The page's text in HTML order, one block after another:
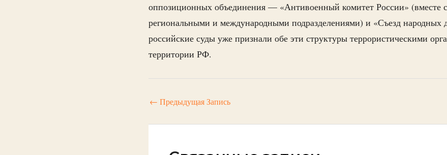
оппозиционных объединения — «Антивоенный комитет России» (вместе
региональными и международными подразделениями) и «Съезд народных
российские суды уже признали обе эти структуры террористическими
территории РФ.
← Предыдущая Запись